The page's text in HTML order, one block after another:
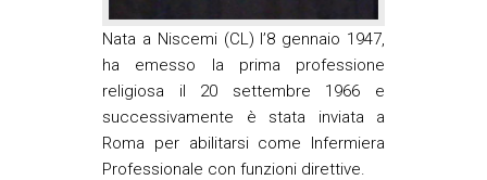
Nata a Niscemi (CL) l’8 gennaio 1947,
ha emesso la prima professione
religiosa il 20 settembre 1966 e
successivamente è stata inviata a
Roma per abilitarsi come Infermiera
Professionale con funzioni direttive.